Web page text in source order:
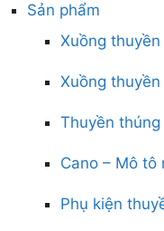
Sản phẩm
Xuồng thuyền
Xuồng
Thuyền thúng
Cano – Mô tô
Phụ kiện